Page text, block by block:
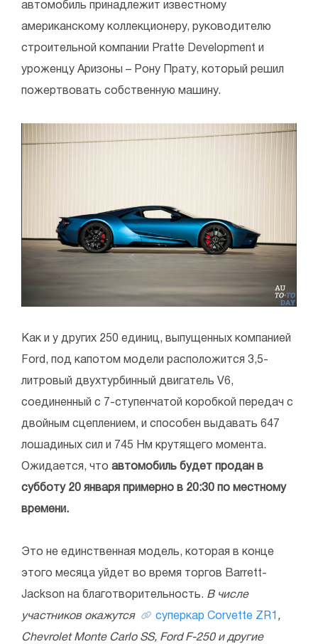
автомобиль принадлежит известному
американскому коллекционеру, руководителю
строительной компании Pratte Development и
уроженцу Аризоны – Рону Прату, который решил
пожертвовать собственную машину.
Как и у других 250 единиц, выпущенных компанией
Ford, под капотом модели расположится 3,5-
литровый двухтурбинный двигатель V6,
соединенный с 7-ступенчатой коробкой передач с
двойным сцеплением, и способен выдавать 647
лошадиных сил и 745 Нм крутящего момента.
Ожидается, что автомобиль будет продан в
субботу 20 января примерно в 20:30 по местному
времени.
Это не единственная модель, которая в конце
этого месяца уйдет во время торгов Barrett-
Jackson на благотворительность. В числе
участников окажутся суперкар Corvette ZR1 ,
Chevrolet Monte Carlo SS, Ford F-250и другие